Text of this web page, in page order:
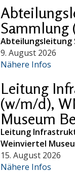
Abteilungsleitung
9. August 2026
Nähere Infos
Leitung
(w/m/d),
Museum
Leitung
Weinviertel
15. August 2026
Nähere Infos